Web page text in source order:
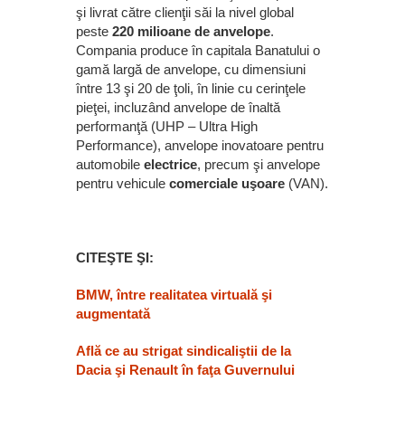
şi livrat către clienţii săi la nivel global
peste 220 milioane de anvelope.
Compania produce în capitala Banatului o
gamă largă de anvelope, cu dimensiuni
între 13 şi 20 de ţoli, în linie cu cerinţele
pieţei, incluzând anvelope de înaltă
performanţă (UHP – Ultra High
Performance), anvelope inovatoare pentru
automobile electrice, precum şi anvelope
pentru vehicule comerciale uşoare (VAN).
CITEŞTE ŞI:
BMW, între realitatea virtuală şi
augmentată
Află ce au strigat sindicaliştii de la
Dacia şi Renault în faţa Guvernului